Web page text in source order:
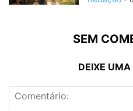
SEM
DEIXE UMA